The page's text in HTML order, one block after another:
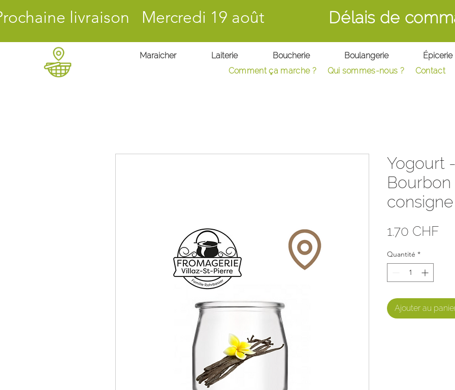
livraison Mercredi 19 août Délais de
Maraicher Laiterie Boucherie Boulangerie
Épicerie
Comment ça marche ?
Qui sommes-nous ? Contact
Yogourt
Bourbon
1.70 CHF
Quantité *
Ajouter au